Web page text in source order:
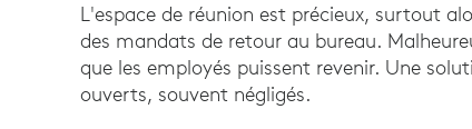
L'espace de réunion est précieux, surtout
des mandats de retour au bureau.
que les employés puissent revenir. Une
ouverts, souvent négligés.